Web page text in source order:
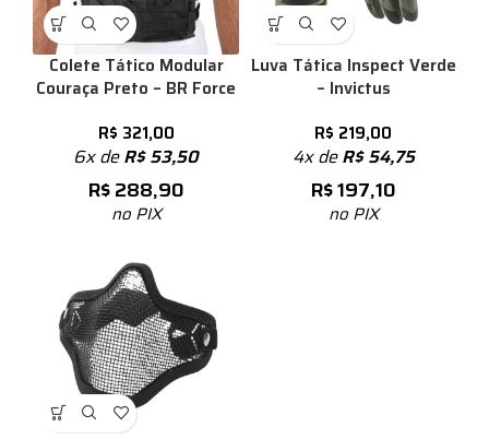
Colete Tático Modular
Couraça Preto – BR Force
R$ 321,00
6x deR$53,50
R$288,90
no PIX
Luva Tática Inspect Verde
– Invictus
R$ 219,00
4x deR$54,75
R$197,10
no PIX